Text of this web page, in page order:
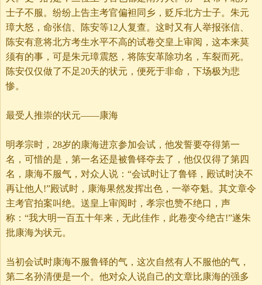
士子不服。纷纷上告主考官偏袒同乡，贬斥北方士子。朱元
璋大怒，命张信、陈安等12人复查。这时又有人举报张信、
陈安有意将北方考生水平不高的试卷交皇上审阅，这本来莫
须有的事，可是朱元璋震怒，将陈安革除功名，车裂而死。
陈安仅仅做了不足20天的状元，便死于非命，下场极为悲
惨。
最受人推崇的状元——康海
明孝宗时，28岁的康海进京参加会试，他发誓要夺得第一
名，可惜的是，第一名还是被鲁铎夺去了，他仅仅得了第四
名，康海不服气，对众人说：“会试时让了鲁铎，殿试时决不
再让他人!”殿试时，康海果然发挥出色，一举夺魁。其文章令
主考官拍案叫绝。送皇上审阅时，孝宗也赞不绝口，声
称：“我大明一百五十年来，无此佳作，此卷变今绝古!”遂朱
批康海为状元。
当初会试时康海不服鲁铎的气，这次自然有人不服他的气，
第二名孙清便是一个。他对众人说自己的文章比康海的强多